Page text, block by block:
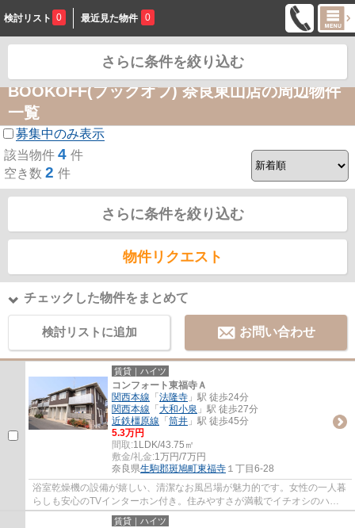
検討リスト 0 最近見た物件 0
BOOKOFF(ブックオフ) 奈良東山店の周辺物件
一覧
募集中のみ表示
該当物件 4 件
空き数 2 件
さらに条件を絞り込む
物件リクエスト
チェックした物件をまとめて
検討リストに追加 お問い合わせ
賃貸｜ハイツ
コンフォート東福寺Ａ
関西本線 「 法隆寺 」駅 徒歩24分
関西本線 「 大和小泉 」駅 徒歩27分
近鉄橿原線 「 筒井 」駅 徒歩45分
5.3万円
間取:1LDK/43.75㎡
敷金/礼金:1万円/7万円
奈良県生駒郡斑鳩町東福寺 １丁目6-28
浴室乾燥機の設備が嬉しい、清潔なお風呂場が魅力的です。女性の一人暮
らしも安心のTVインターホン付き。住みやすさが満載でイチオシのハイ
ツはこちらです。
賃貸｜ハイツ
さらに条件を絞り込む